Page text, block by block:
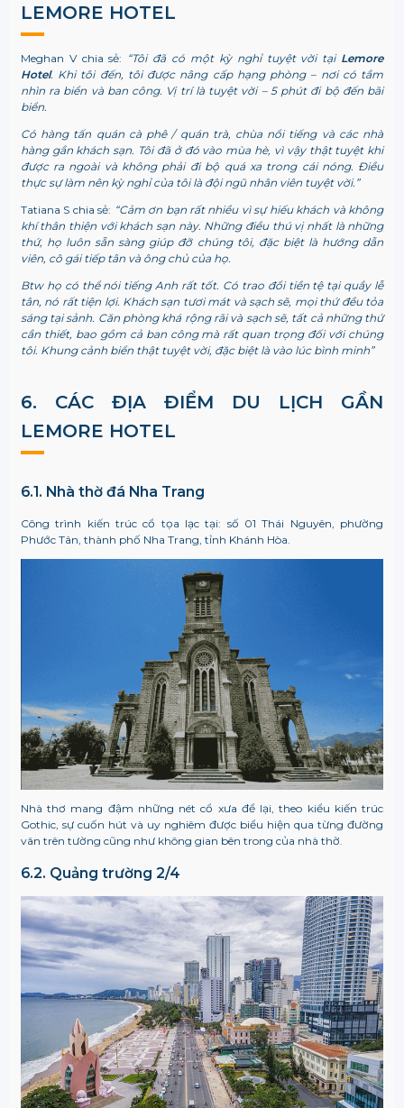
LEMORE HOTEL
Meghan V chia sẻ: “Tôi đã có một kỳ nghỉ tuyệt vời tại Lemore
Hotel. Khi tôi đến, tôi được nâng cấp hạng phòng – nơi có tầm
nhìn ra biển và ban công. Vị trí là tuyệt vời – 5 phút đi bộ đến bãi
biển.
Có hàng tấn quán cà phê / quán trà, chùa nổi tiếng và các nhà
hàng gần khách sạn. Tôi đã ở đó vào mùa hè, vì vậy thật tuyệt khi
được ra ngoài và không phải đi bộ quá xa trong cái nóng. Điều
thực sự làm nên kỳ nghỉ của tôi là đội ngũ nhân viên tuyệt vời.”
Tatiana S chia sẻ: “Cảm ơn bạn rất nhiều vì sự hiếu khách và không
khí thân thiện với khách sạn này. Những điều thú vị nhất là những
thứ, họ luôn sẵn sàng giúp đỡ chúng tôi, đặc biệt là hướng dẫn
viên, cô gái tiếp tân và ông chủ của họ.
Btw họ có thể nói tiếng Anh rất tốt. Có trao đổi tiền tệ tại quầy lễ
tân, nó rất tiện lợi. Khách sạn tươi mát và sạch sẽ, mọi thứ đều tỏa
sáng tại sảnh. Căn phòng khá rộng rãi và sạch sẽ, tất cả những thứ
cần thiết, bao gồm cả ban công mà rất quan trọng đối với chúng
tôi. Khung cảnh biển thật tuyệt vời, đặc biệt là vào lúc bình minh”
6. CÁC ĐỊA ĐIỂM DU LỊCH GẦN
LEMORE HOTEL
6.1. Nhà thờ đá Nha Trang
Công trình kiến trúc cổ tọa lạc tại: số 01 Thái Nguyên, phường
Phước Tân, thành phố Nha Trang, tỉnh Khánh Hòa.
Nhà thơ mang đậm những nét cổ xưa để lại, theo kiểu kiến trúc
Gothic, sự cuốn hút và uy nghiêm được biểu hiện qua từng đường
vân trên tường cũng như không gian bên trong của nhà thờ.
6.2. Quảng trường 2/4